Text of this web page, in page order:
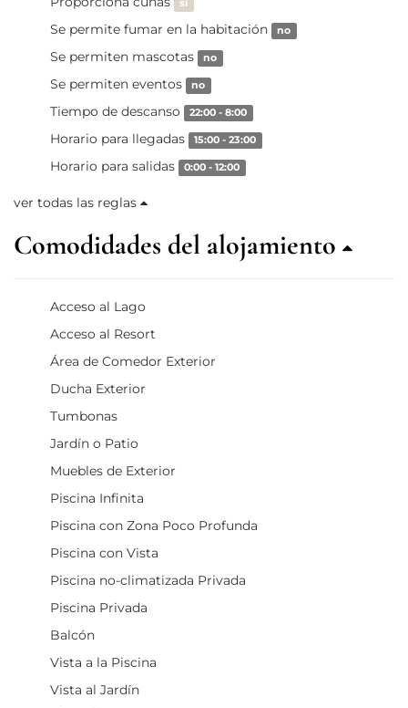
sí
Se permite fumar en la habitación no
Se permiten mascotas no
Se permiten eventos no
Tiempo de descanso 22:00 - 8:00
Horario para llegadas 15:00 - 23:00
Horario para salidas 0:00 - 12:00
ver todas las reglas
Comodidades del alojamiento
Acceso al Lago
Acceso al Resort
Área de Comedor Exterior
Ducha Exterior
Tumbonas
Jardín o Patio
Muebles de Exterior
Piscina Infinita
Piscina con Zona Poco Profunda
Piscina con Vista
Piscina no-climatizada Privada
Piscina Privada
Balcón
Vista a la Piscina
Vista al Jardín